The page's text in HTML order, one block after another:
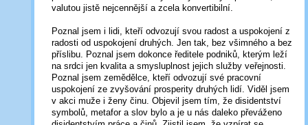
valutou jistě nejcennější a zcela konvertibilní.
Poznal jsem i lidi, kteří odvozují svou radost a uspokojení z
radosti od uspokojení druhých. Jen tak, bez všimného a bez
příslibu. Poznal jsem dokonce ředitele podniků, kterým leží
na srdci jen kvalita a smysluplnost jejich služby veřejnosti.
Poznal jsem zemědělce, kteří odvozují své pracovní
uspokojení ze zvyšování prosperity druhých lidí. Viděl jsem
v akci muže i ženy činu. Objevil jsem tím, že disidentství
symbolů, metafor a slov bylo a je u nás daleko převáženo